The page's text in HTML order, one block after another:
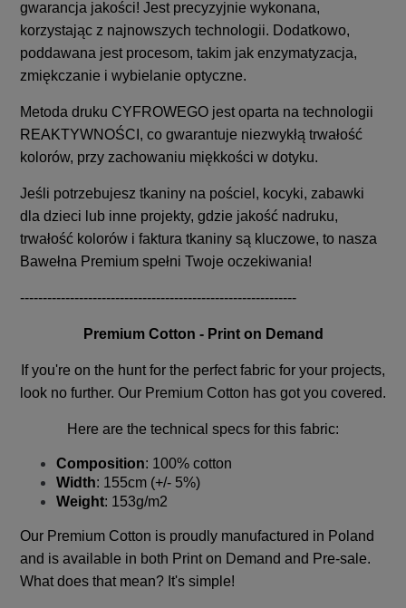
gwarancja jakości! Jest precyzyjnie wykonana,
korzystając z najnowszych technologii. Dodatkowo,
poddawana jest procesom, takim jak enzymatyzacja,
zmiękczanie i wybielanie optyczne.
Metoda druku CYFROWEGO jest oparta na technologii
REAKTYWNOŚCI, co gwarantuje niezwykłą trwałość
kolorów, przy zachowaniu miękkości w dotyku.
Jeśli potrzebujesz tkaniny na pościel, kocyki, zabawki
dla dzieci lub inne projekty, gdzie jakość nadruku,
trwałość kolorów i faktura tkaniny są kluczowe, to nasza
Bawełna Premium spełni Twoje oczekiwania!
-------------------------------------------------------------
Premium Cotton - Print on Demand
If you're on the hunt for the perfect fabric for your projects,
look no further. Our Premium Cotton has got you covered.
Here are the technical specs for this fabric:
Composition: 100% cotton
Width: 155cm (+/- 5%)
Weight: 153g/m2
Our Premium Cotton is proudly manufactured in Poland
and is available in both Print on Demand and Pre-sale.
What does that mean? It's simple!